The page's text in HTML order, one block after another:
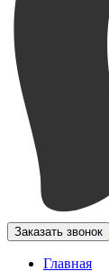
Заказать звонок
Главная